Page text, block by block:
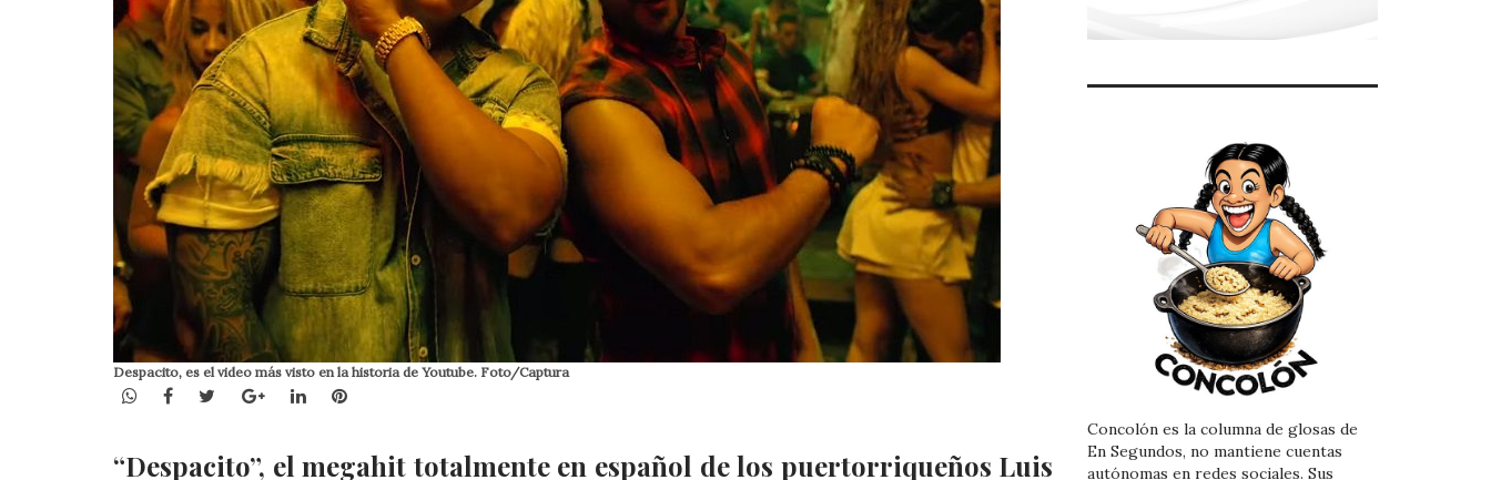
Despacito, es el video más visto en la historia de Youtube. Foto/Captura
WhatsApp
Facebook
TwitterGoogle+LinkedInPinterest
“Despacito”, el megahit totalmente en español de los puertorriqueños Luis
Concolón es la columna de glosas de
En Segundos, no mantiene cuentas
autónomas en redes sociales. Sus